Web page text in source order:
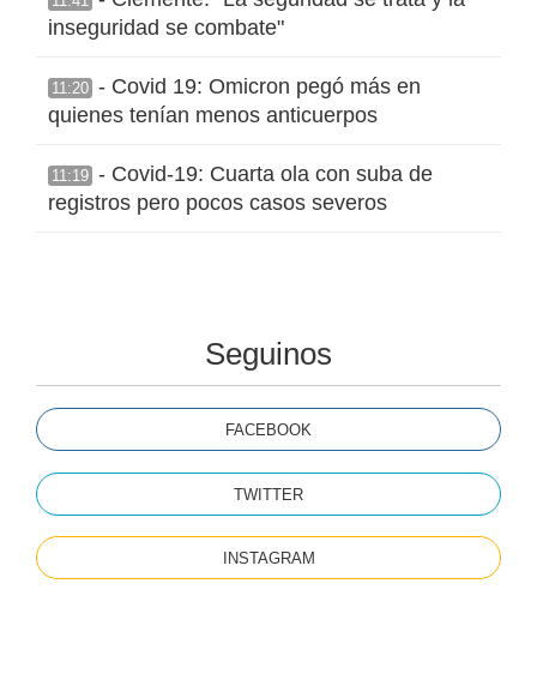
inseguridad se combate"
11:20 - Covid 19: Omicron pegó más en
quienes tenían menos anticuerpos
11:19 - Covid-19: Cuarta ola con suba de
registros pero pocos casos severos
Seguinos
FACEBOOK
TWITTER
INSTAGRAM